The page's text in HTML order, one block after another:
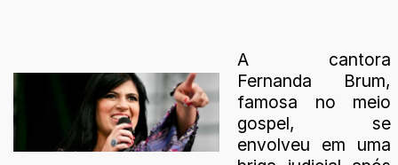
A cantora
Fernanda Brum,
famosa no meio
gospel, se
envolveu em uma